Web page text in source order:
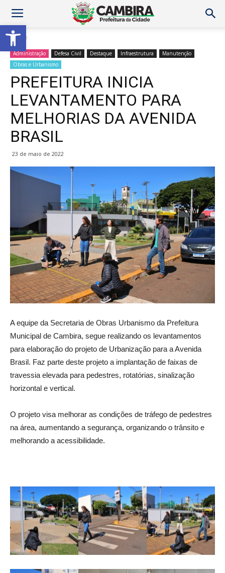
Abrir a barra de ferramentas
Home
Administração Defesa Civil Destaque Infraestrutura
Manutenção
Obras e Urbanismo
PREFEITURA INICIA
LEVANTAMENTO PARA
MELHORIAS DA AVENIDA
BRASIL
23 de maio de 2022
A equipe da Secretaria de Obras Urbanismo da Prefeitura
Municipal de Cambira, segue realizando os levantamentos
para elaboração do projeto de Urbanização para a Avenida
Brasil. Faz parte deste projeto a implantação de faixas de
travessia elevada para pedestres, rotatórias, sinalização
horizontal e vertical.
O projeto visa melhorar as condições de tráfego de pedestres
na área, aumentando a segurança, organizando o trânsito e
melhorando a acessibilidade.